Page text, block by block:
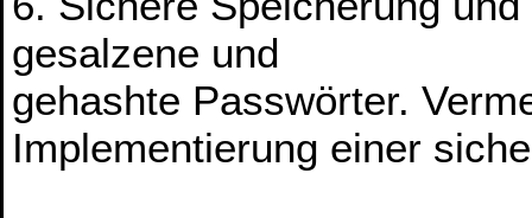
gesalzene und
gehashte Passwörter.
Implementierung einer